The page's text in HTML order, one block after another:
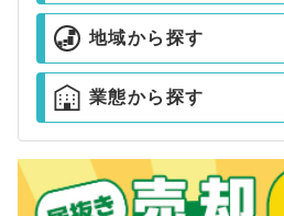
地域から探す
業態から探す